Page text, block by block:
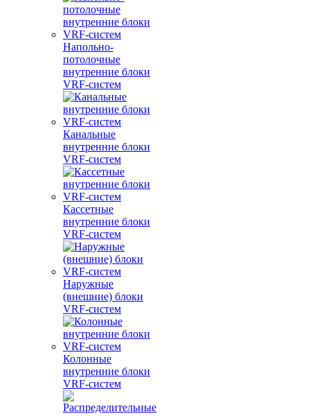
Напольно-
потолочные
внутренние блоки
VRF-систем
Канальные
внутренние блоки
VRF-систем
Кассетные
внутренние блоки
VRF-систем
Наружные
(внешние) блоки
VRF-систем
Колонные
внутренние блоки
VRF-систем